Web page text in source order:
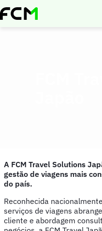
Skip
to
A FCM Travel Solutions
gestão de viagens mais
do país.
Reconhecida
serviços de viagens
cliente e abordagem